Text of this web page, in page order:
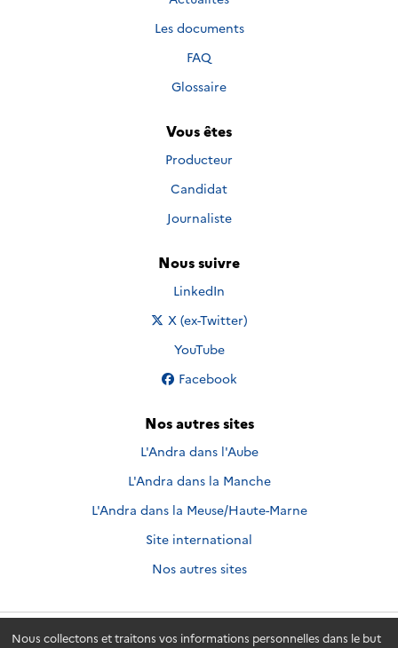
Nous collectons et traitons vos informations personnelles dans le but
Les documents
FAQ
Glossaire
Vous êtes
Producteur
Candidat
Journaliste
Nous suivre
Nous suivre sur
LinkedIn
Nous suivre sur
X (ex-Twitter)
Nous suivre sur
YouTube
Nous suivre sur
Facebook
Nos autres sites
L'Andra dans l'Aube
L'Andra dans la Manche
L'Andra dans la Meuse/Haute-Marne
Site international
Nos autres sites
Andra.fr © 2026 - Andra. Tous droits réservés.